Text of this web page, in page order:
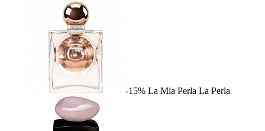
-15% La Mia Perla La Perla